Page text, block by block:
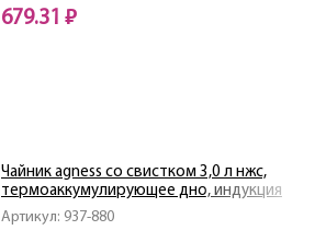
679.31 ₽
Артикул: 937-880
Чайник agness со свистком 3,0 л нжс,
термоаккумулирующее дно, индукция